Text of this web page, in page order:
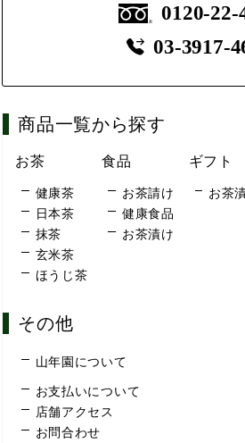
0120-22-
03-3917-
商品一覧から探す
お茶
健康茶
日本茶
抹茶
玄米茶
ほうじ茶
食品
お茶請け
健康食品
お茶漬け
ギフト
お茶
その他
山年園について
お支払いについて
店舗アクセス
お問合わせ